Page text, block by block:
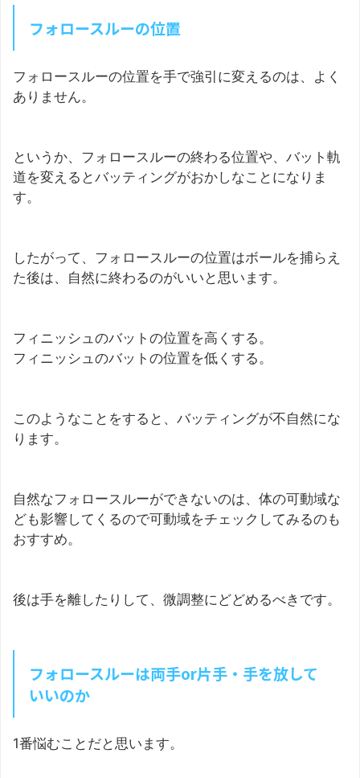
フォロースルーの位置
フォロースルーの位置を手で強引に変えるのは、よく
ありません。
というか、フォロースルーの終わる位置や、バット軌
道を変えるとバッティングがおかしなことになりま
す。
したがって、フォロースルーの位置はボールを捕らえ
た後は、自然に終わるのがいいと思います。
フィニッシュのバットの位置を高くする。
フィニッシュのバットの位置を低くする。
このようなことをすると、バッティングが不自然にな
ります。
自然なフォロースルーができないのは、体の可動域な
ども影響してくるので可動域をチェックしてみるのも
おすすめ。
後は手を離したりして、微調整にどどめるべきです。
フォロースルーは両手or片手・手を放して
いいのか
1番悩むことだと思います。